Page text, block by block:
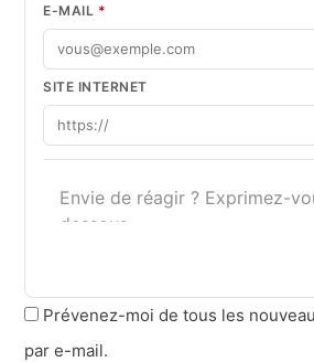
E-MAIL *
SITE INTERNET
Prévenez-moi de tous les
par e-mail.